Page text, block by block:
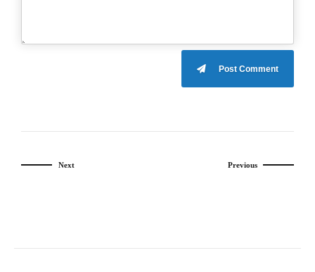
Post Comment
Previous
Next